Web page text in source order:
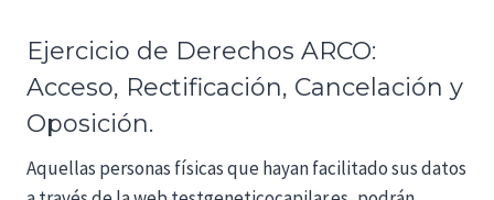
Ejercicio de Derechos ARCO:
Acceso, Rectificación, Cancelación y
Oposición.
Aquellas personas físicas que hayan facilitado sus datos